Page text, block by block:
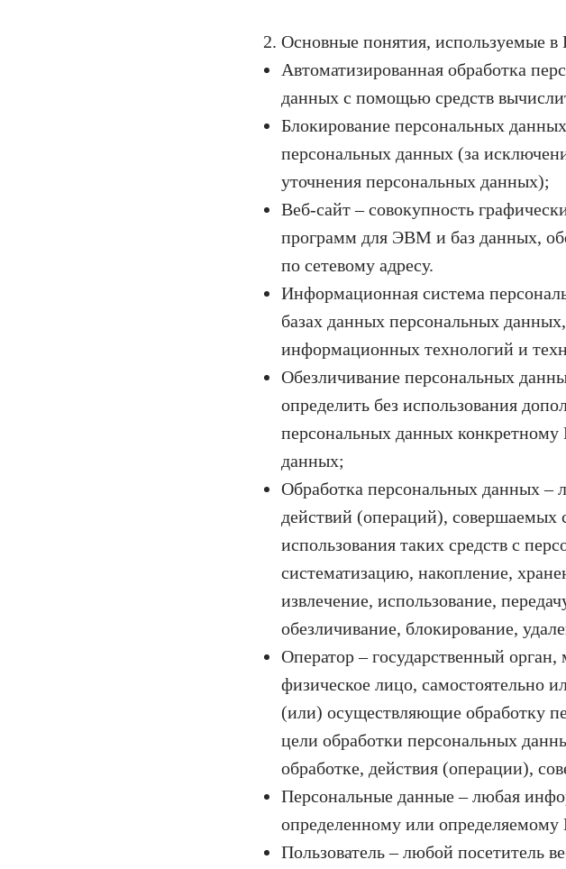
2. Основные понятия, используемые в
Автоматизированная обработка
данных с помощью средств
Блокирование персональных
персональных данных (за
уточнения персональных данных);
Веб-сайт – совокупность
программ для ЭВМ и баз данных,
по сетевому адресу.
Информационная система
базах данных персональных
информационных технологий и
Обезличивание персональных
определить без использования
персональных данных
данных;
Обработка персональных данных –
действий (операций), совершаемых
использования таких средств с
систематизацию, накопление,
извлечение, использование,
обезличивание, блокирование,
Оператор – государственный
физическое лицо, самостоятельно
(или) осуществляющие обработку
цели обработки персональных
обработке, действия (операции),
Персональные данные – любая
определенному или
Пользователь – любой посетитель